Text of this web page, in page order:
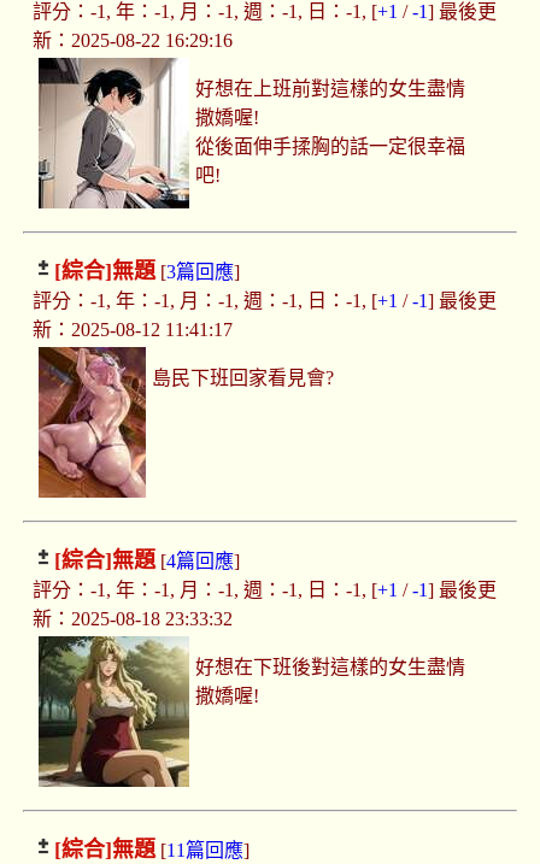
評分：-1, 年：-1, 月：-1, 週：-1, 日：-1, [+1 /-1] 最後更
新：2025-08-22 16:29:16
好想在上班前對這樣的女生盡情
撒嬌喔!
從後面伸手揉胸的話一定很幸福
吧!
[綜合]無題[3篇回應]
評分：-1, 年：-1, 月：-1, 週：-1, 日：-1, [+1 /-1] 最後更
新：2025-08-12 11:41:17
島民下班回家看見會?
[綜合]無題[4篇回應]
評分：-1, 年：-1, 月：-1, 週：-1, 日：-1, [+1 /-1] 最後更
新：2025-08-18 23:33:32
好想在下班後對這樣的女生盡情
撒嬌喔!
[綜合]無題[11篇回應]